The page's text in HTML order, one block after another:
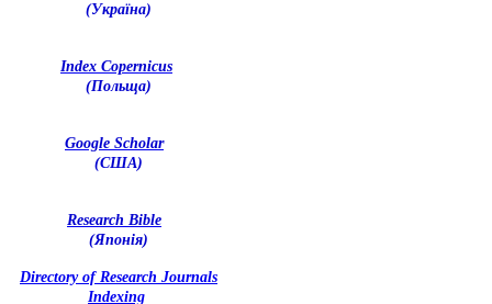
(Україна)
Index Copernicus
(Польща)
Google Scholar
(США)
Research Bible
(Японія)
Directory of Research Journals
Indexing